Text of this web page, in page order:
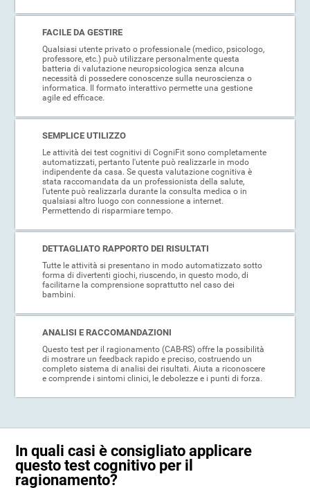
FACILE DA GESTIRE
Qualsiasi utente privato o professionale (medico, psicologo,
professore, etc.) può utilizzare personalmente questa
batteria di valutazione neuropsicologica senza alcuna
necessità di possedere conoscenze sulla neuroscienza o
informatica. Il formato interattivo permette una gestione
agile ed efficace.
SEMPLICE UTILIZZO
Le attività dei test cognitivi di CogniFit sono completamente
automatizzati, pertanto l'utente può realizzarle in modo
indipendente da casa. Se questa valutazione cognitiva è
stata raccomandata da un professionista della salute,
l'utente può realizzarla durante la consulta medica o in
qualsiasi altro luogo con connessione a internet.
Permettendo di risparmiare tempo.
DETTAGLIATO RAPPORTO DEI RISULTATI
Tutte le attività si presentano in modo automatizzato sotto
forma di divertenti giochi, riuscendo, in questo modo, di
facilitarne la comprensione soprattutto nel caso dei
bambini.
ANALISI E RACCOMANDAZIONI
Questo test per il ragionamento (CAB-RS) offre la possibilità
di mostrare un feedback rapido e preciso, costruendo un
completo sistema di analisi dei risultati. Aiuta a riconoscere
e comprende i sintomi clinici, le debolezze e i punti di forza.
In quali casi è consigliato applicare
questo test cognitivo per il
ragionamento?